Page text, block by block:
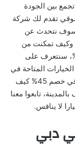
بين الجودة
تقدم لك شركة
سوف نتحدث عن
وكيف تمكنت من
خدمات استثنائية مع خصم يصل إلى 45%، سنتعرف على
المتاحة في
الدسوقي خصم 45% كيف
تابعوا معنا
لا ينافس.
دبي